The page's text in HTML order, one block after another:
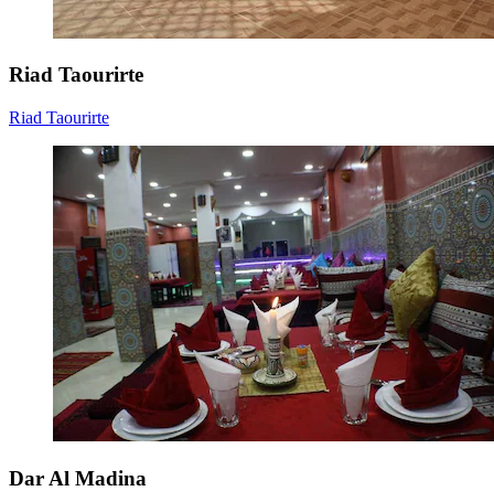
Riad Taourirte
Riad Taourirte
Dar Al Madina